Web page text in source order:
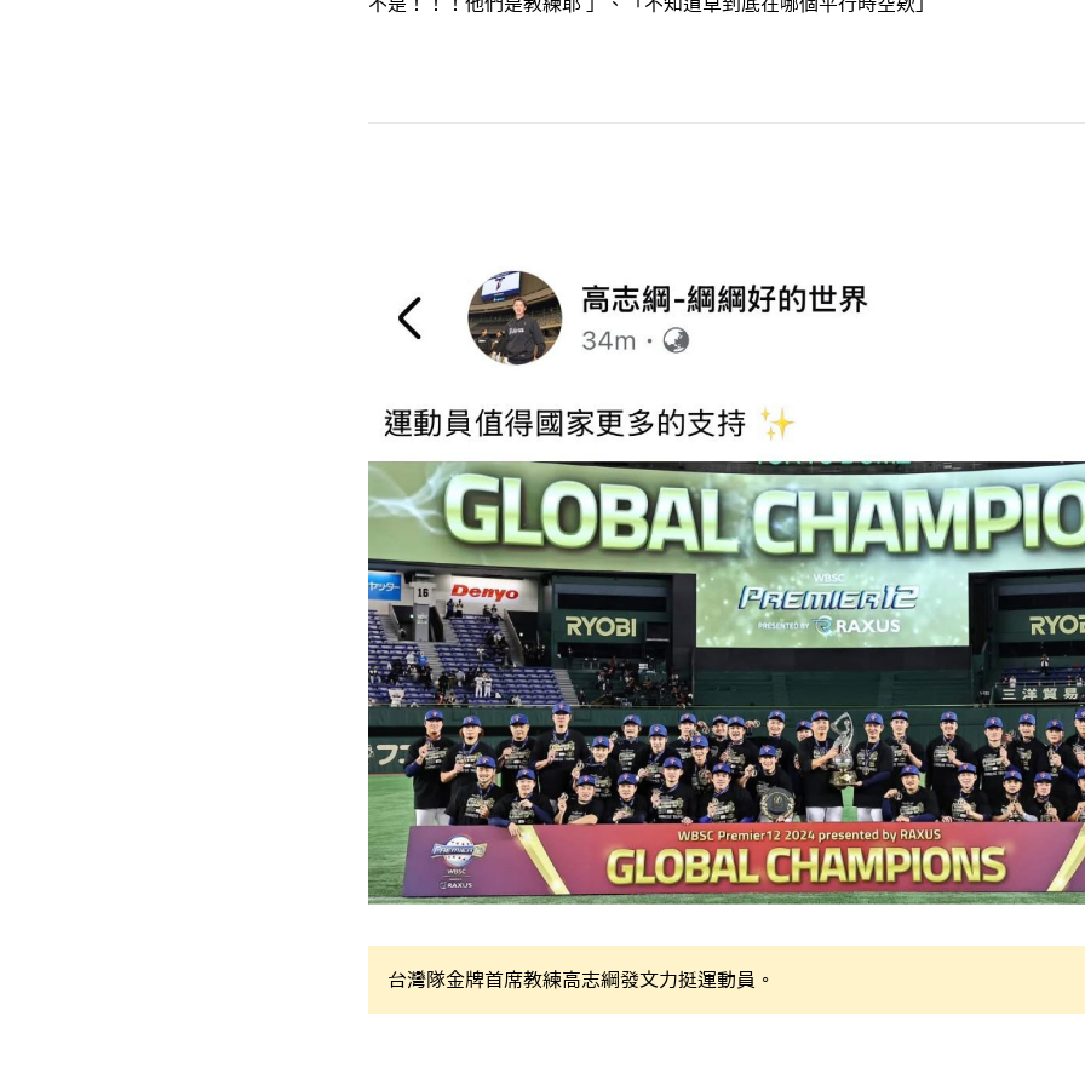
台灣隊金牌首席教練高志綱發文力挺運動員。